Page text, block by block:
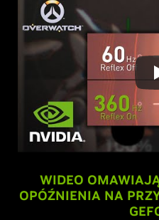
WIDEO
OPÓŹNIENIA NA